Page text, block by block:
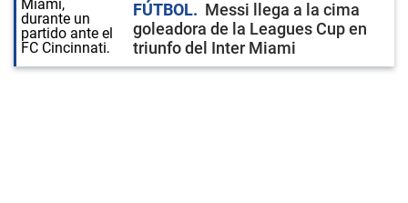
FÚTBOL
Messi llega a la cima
goleadora de la Leagues Cup en
triunfo del Inter Miami